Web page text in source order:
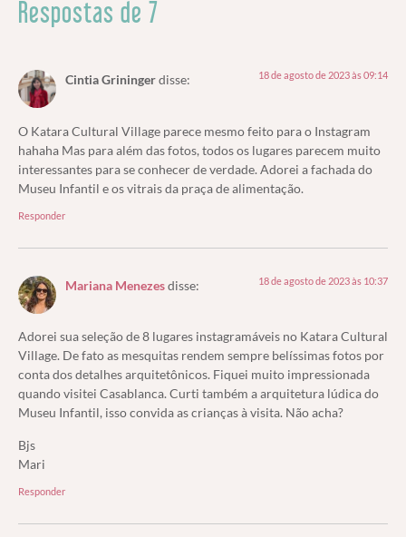
Respostas de 7
Cintia Griningerdisse: 18 de agosto de 2023 às 09:14
O Katara Cultural Village parece mesmo feito para o Instagram
hahaha Mas para além das fotos, todos os lugares parecem muito
interessantes para se conhecer de verdade. Adorei a fachada do
Museu Infantil e os vitrais da praça de alimentação.
Responder
Mariana Menezesdisse: 18 de agosto de 2023 às 10:37
Adorei sua seleção de 8 lugares instagramáveis no Katara Cultural
Village. De fato as mesquitas rendem sempre belíssimas fotos por
conta dos detalhes arquitetônicos. Fiquei muito impressionada
quando visitei Casablanca. Curti também a arquitetura lúdica do
Museu Infantil, isso convida as crianças à visita. Não acha?
Bjs
Mari
Responder